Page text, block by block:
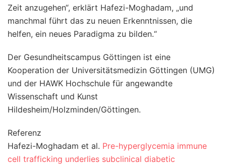
Zeit anzugehen“, erklärt Hafezi-Moghadam, „und
manchmal führt das zu neuen Erkenntnissen, die
helfen, ein neues Paradigma zu bilden.“
Der Gesundheitscampus Göttingen ist eine
Kooperation der Universitätsmedizin Göttingen (UMG)
und der HAWK Hochschule für angewandte
Wissenschaft und Kunst
Hildesheim/Holzminden/Göttingen.
Referenz
Hafezi-Moghadam et al. Pre-hyperglycemia immune
cell trafficking underlies subclinical diabetic